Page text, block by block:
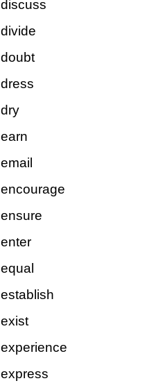
discuss
divide
doubt
dress
dry
earn
email
encourage
ensure
enter
equal
establish
exist
experience
express